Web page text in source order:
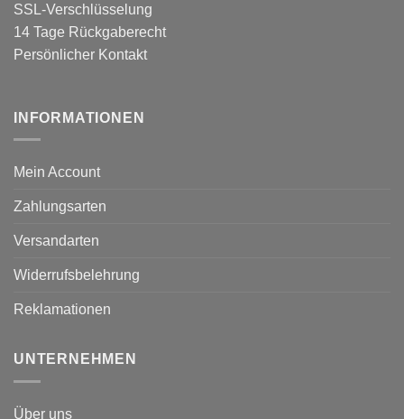
SSL-Verschlüsselung
14 Tage Rückgaberecht
Persönlicher Kontakt
INFORMATIONEN
Mein Account
Zahlungsarten
Versandarten
Widerrufsbelehrung
Reklamationen
UNTERNEHMEN
Über uns